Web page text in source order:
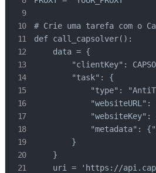
# Crie uma tarefa com o
def call_capsolver():
    data = {
"clientKey":
        "task": {
"type":
"websiteURL":
"websiteKey":
"metadata":
        }
    }
uri = 'https://